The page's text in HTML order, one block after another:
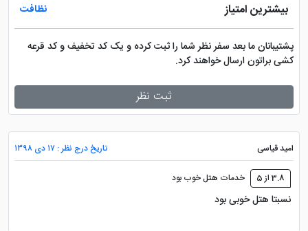
بیشترین امتیاز نظافت
پشتیبانان ما بعد سفر نظر شما را ثبت کرده و یک کد تخفیف و کد قرعه
کشی براتون ارسال خواهند کرد.
ثبت نظر
امید قیاسی تاریخ درج نظر : ۱۷ دی ۱۳۹۸
3.8 از 5 خدمات هتل خوب بود
نسبتا هتل خوبی بود